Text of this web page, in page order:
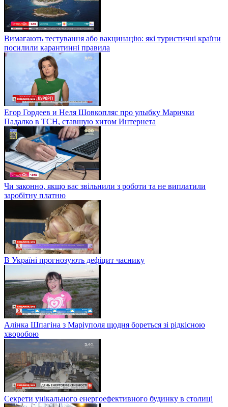
Вимагають тестування або вакцинацію: які туристичні країни
посилили карантинні правила
Егор Гордеев и Неля Шовкопляс про улыбку Марички
Падалко в ТСН, ставшую хитом Интернета
Чи законно, якщо вас звільнили з роботи та не виплатили
заробітну платню
В Україні прогнозують дефіцит часнику
Алінка Шпагіна з Маріуполя щодня бореться зі рідкісною
хворобою
Секрети унікального енергоефективного будинку в столиці